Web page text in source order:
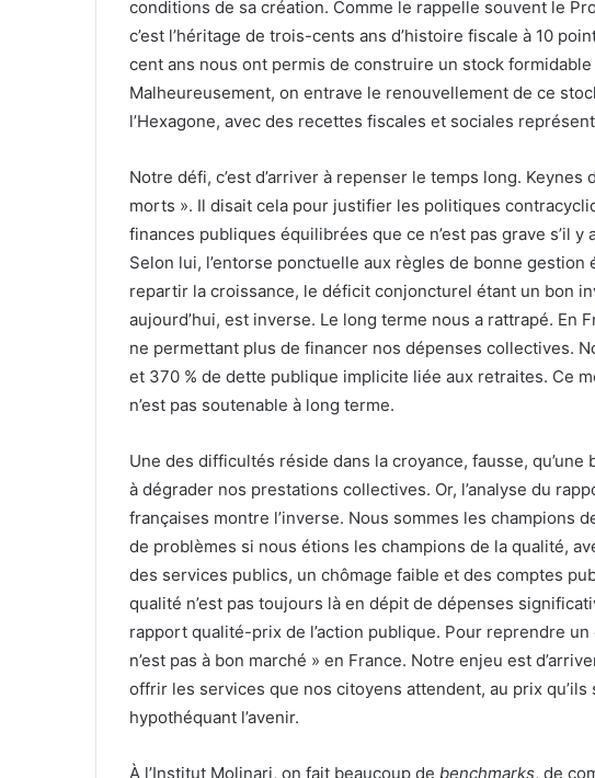
conditions de sa création. Comme le rappelle souvent le
c’est l’héritage de trois-cents ans d’histoire fiscale à 10
cent ans nous ont permis de construire un stock
Malheureusement, on entrave le renouvellement de ce
l’Hexagone, avec des recettes fiscales et sociales
Notre défi, c’est d’arriver à repenser le temps long.
morts ». Il disait cela pour justifier les politiques
finances publiques équilibrées que ce n’est pas grave s’il
Selon lui, l’entorse ponctuelle aux règles de bonne
repartir la croissance, le déficit conjoncturel étant un bon
aujourd’hui, est inverse. Le long terme nous a rattrapé. En
ne permettant plus de financer nos dépenses collectives.
et 370 % de dette publique implicite liée aux retraites. Ce
n’est pas soutenable à long terme.
Une des difficultés réside dans la croyance, fausse,
à dégrader nos prestations collectives. Or, l’analyse du
françaises montre l’inverse. Nous sommes les champions
de problèmes si nous étions les champions de la qualité,
des services publics, un chômage faible et des comptes
qualité n’est pas toujours là en dépit de dépenses
rapport qualité-prix de l’action publique. Pour reprendre un
n’est pas à bon marché » en France. Notre enjeu est
offrir les services que nos citoyens attendent, au prix
hypothéquant l’avenir.
À l’Institut Molinari, on fait beaucoup de benchmarks, de